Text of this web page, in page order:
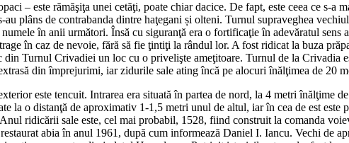
– este rămăşiţa unei cetăţi, poate chiar dacice. De fapt, este ceea ce s-
plâns de contrabanda dintre haţegani și olteni. Turnul supraveghea
în anii următori. Însă cu siguranţă era o fortificaţie în adevăratul
în caz de nevoie, fără să fie ţintiţi la rândul lor. A fost ridicat la buza
Turnul Crivadiei un loc cu o privelişte ameţitoare. Turnul de la Crivadia
din împrejurimi, iar zidurile sale ating încă pe alocuri înălţimea de 20
este tencuit. Intrarea era situată în partea de nord, la 4 metri înălţime
la o distanţă de aproximativ 1-1,5 metri unul de altul, iar în cea de est
ridicării sale este, cel mai probabil, 1528, fiind construit la comanda
abia în anul 1961, după cum informează Daniel I. Iancu. Vechi de